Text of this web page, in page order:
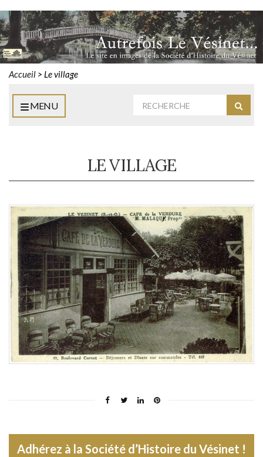
Accueil > Le village
MENU
LE VILLAGE
Adhérez à la Société d’Histoire du Vésinet !